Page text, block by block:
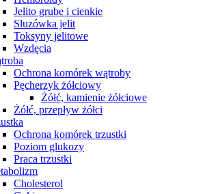
Jelito grube i cienkie
Sluzówka jelit
Toksyny jelitowe
Wzdęcia
Ochrona komórek wątroby
Pęcherzyk żółciowy
Żółć, kamienie żółciowe
Żółć, przepływ żółci
Ochrona komórek trzustki
Poziom glukozy
Praca trzustki
Cholesterol